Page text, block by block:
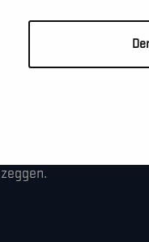
ONS!
informatie te